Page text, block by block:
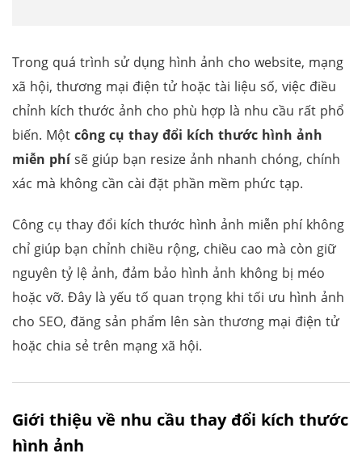
Trong quá trình sử dụng hình ảnh cho website, mạng
xã hội, thương mại điện tử hoặc tài liệu số, việc điều
chỉnh kích thước ảnh cho phù hợp là nhu cầu rất phổ
biến. Một công cụ thay đổi kích thước hình ảnh
miễn phísẽ giúp bạn resize ảnh nhanh chóng, chính
xác mà không cần cài đặt phần mềm phức tạp.
Công cụ thay đổi kích thước hình ảnh miễn phí không
chỉ giúp bạn chỉnh chiều rộng, chiều cao mà còn giữ
nguyên tỷ lệ ảnh, đảm bảo hình ảnh không bị méo
hoặc vỡ. Đây là yếu tố quan trọng khi tối ưu hình ảnh
cho SEO, đăng sản phẩm lên sàn thương mại điện tử
hoặc chia sẻ trên mạng xã hội.
Giới thiệu về nhu cầu thay đổi kích thước
hình ảnh